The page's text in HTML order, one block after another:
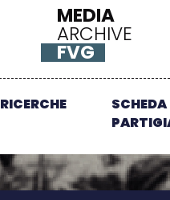
MEDIA
ARCHIVE
FVG
RICERCHE
SCHEDA